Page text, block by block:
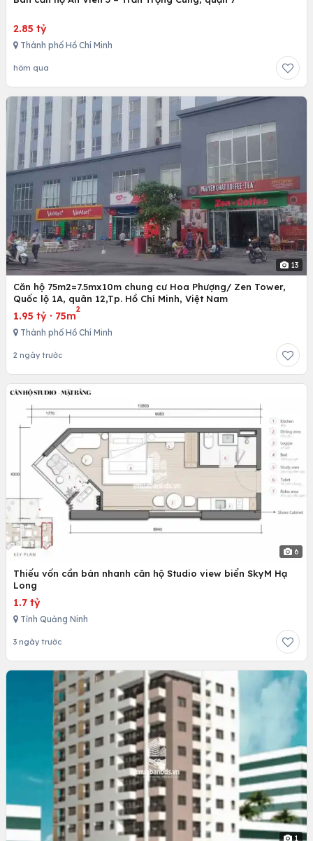
2.85 tỷ
Thành phố Hồ Chí Minh
hôm qua
13
Căn hộ 75m2=7.5mx10m chung cư Hoa Phượng/ Zen Tower,
Quốc lộ 1A, quân 12,Tp. Hồ Chí Minh, Việt Nam
1.95 tỷ · 75m
2
Thành phố Hồ Chí Minh
2 ngày trước
6
Thiếu vốn cần bán nhanh căn hộ Studio view biển SkyM Hạ
Long
1.7 tỷ
Tỉnh Quảng Ninh
3 ngày trước
1